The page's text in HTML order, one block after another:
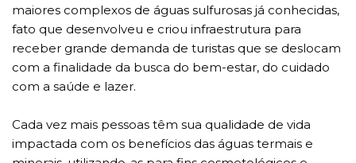
maiores complexos de águas sulfurosas já conhecidas,
fato que desenvolveu e criou infraestrutura para
receber grande demanda de turistas que se deslocam
com a finalidade da busca do bem-estar, do cuidado
com a saúde e lazer.
Cada vez mais pessoas têm sua qualidade de vida
impactada com os benefícios das águas termais e